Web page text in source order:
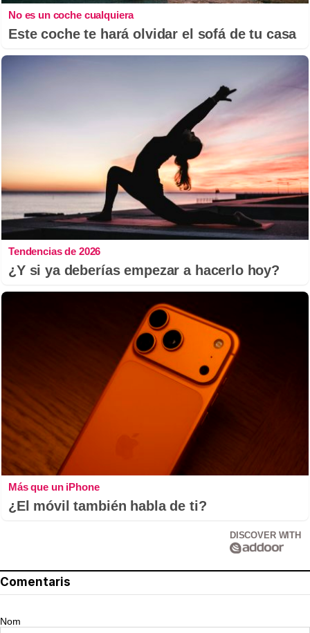
No es un coche cualquiera
Este coche te hará olvidar el sofá de tu casa
Tendencias de 2026
¿Y si ya deberías empezar a hacerlo hoy?
Más que un iPhone
¿El móvil también habla de ti?
DISCOVER WITH
Comentaris
Nom